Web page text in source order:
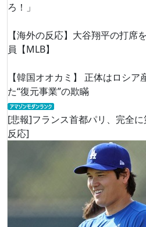
ろ！」
【海外の反応】大谷翔平の打席
員【MLB】
【韓国オオカミ】 正体はロシ
た“復元事業”の欺瞞
[悲報]フランス首都パリ、完全
反応]